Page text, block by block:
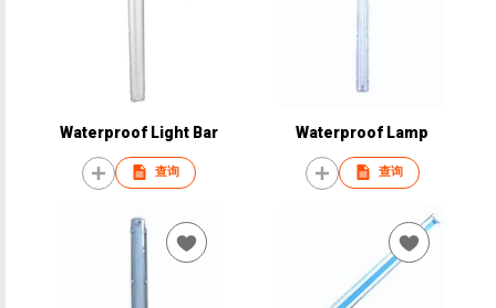
Waterproof Light Bar
查询
Waterproof Lamp
查询